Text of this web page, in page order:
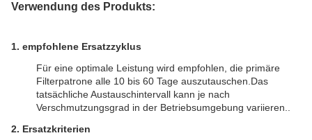
Verwendung des Produkts:
1. empfohlene Ersatzzyklus
Für eine optimale Leistung wird empfohlen, die primäre
Filterpatrone alle 10 bis 60 Tage auszutauschen.Das
tatsächliche Austauschintervall kann je nach
Verschmutzungsgrad in der Betriebsumgebung variieren..
2. Ersatzkriterien